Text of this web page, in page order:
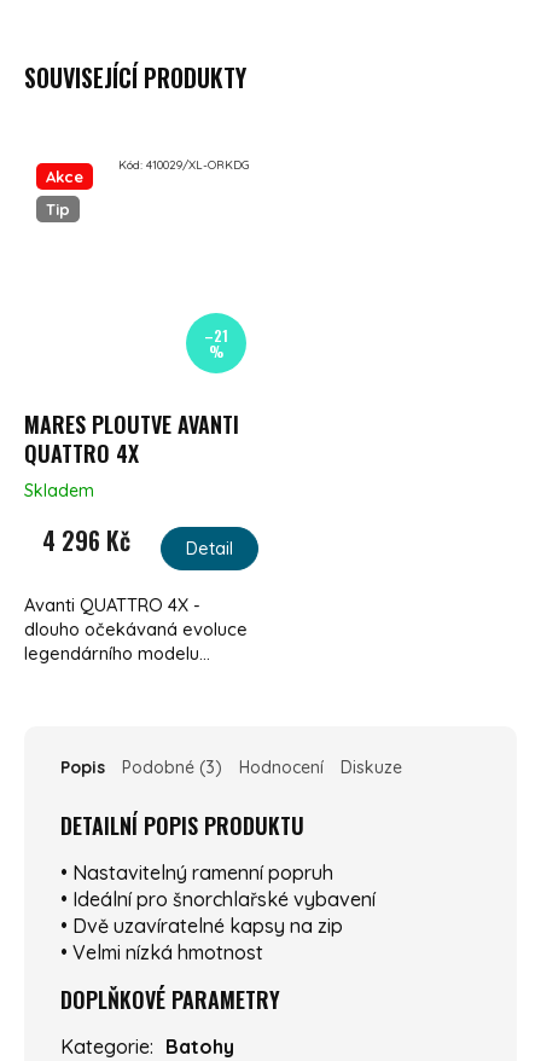
SOUVISEJÍCÍ PRODUKTY
Akce
Tip
–21
%
MARES PLOUTVE AVANTI
QUATTRO 4X
Skladem
4 296 Kč Detail
Avanti QUATTRO 4X -
dlouho očekávaná evoluce
legendárního modelu...
Kód: 410029/XL-ORKDG
Popis Podobné (3) Hodnocení Diskuze
DETAILNÍ POPIS PRODUKTU
• Nastavitelný ramenní popruh
• Ideální pro šnorchlařské vybavení
• Dvě uzavíratelné kapsy na zip
• Velmi nízká hmotnost
DOPLŇKOVÉ PARAMETRY
Kategorie: Batohy